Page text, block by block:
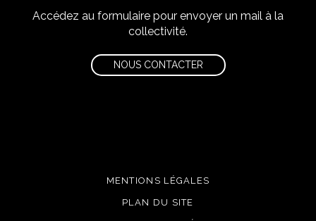
Accédez au formulaire pour envoyer un mail à la
collectivité.
NOUS CONTACTER
MENTIONS LÉGALES
PLAN DU SITE